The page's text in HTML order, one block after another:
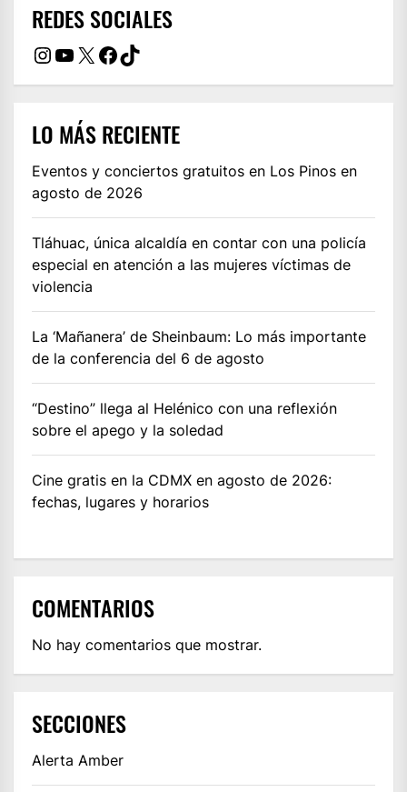
REDES SOCIALES
Instagram
YouTube
X Facebook
TikTok
LO MÁS RECIENTE
Eventos y conciertos gratuitos en Los Pinos en
agosto de 2026
Tláhuac, única alcaldía en contar con una policía
especial en atención a las mujeres víctimas de
violencia
La ‘Mañanera’ de Sheinbaum: Lo más importante
de la conferencia del 6 de agosto
“Destino” llega al Helénico con una reflexión
sobre el apego y la soledad
Cine gratis en la CDMX en agosto de 2026:
fechas, lugares y horarios
COMENTARIOS
No hay comentarios que mostrar.
SECCIONES
Alerta Amber